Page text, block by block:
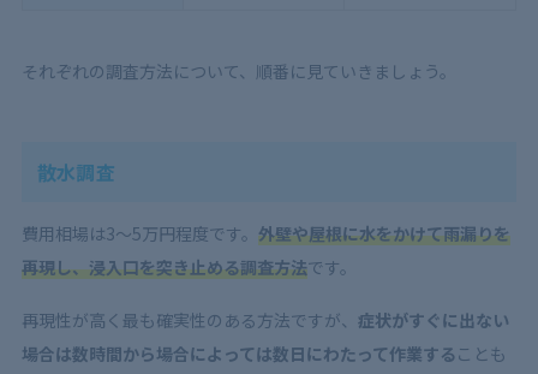
それぞれの調査方法について、順番に見ていきましょう。
散水調査
費用相場は3〜5万円程度です。 外壁や屋根に水をかけて雨漏りを
再現し、浸入口を突き止める調査方法です。
再現性が高く最も確実性のある方法ですが、 症状がすぐに出ない
場合は数時間から場合によっては数日にわたって作業する ことも